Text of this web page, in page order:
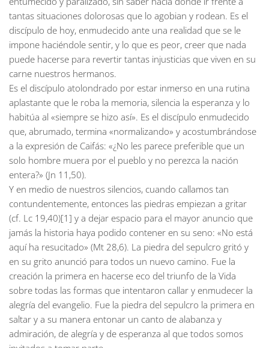
tantas situaciones dolorosas que lo agobian y rodean. Es el
discípulo de hoy, enmudecido ante una realidad que se le
impone haciéndole sentir, y lo que es peor, creer que nada
puede hacerse para revertir tantas injusticias que viven en su
carne nuestros hermanos.
Es el discípulo atolondrado por estar inmerso en una rutina
aplastante que le roba la memoria, silencia la esperanza y lo
habitúa al «siempre se hizo así». Es el discípulo enmudecido
que, abrumado, termina «normalizando» y acostumbrándose
a la expresión de Caifás: «¿No les parece preferible que un
solo hombre muera por el pueblo y no perezca la nación
entera?» (Jn 11,50).
Y en medio de nuestros silencios, cuando callamos tan
contundentemente, entonces las piedras empiezan a gritar
(cf. Lc 19,40)[1] y a dejar espacio para el mayor anuncio que
jamás la historia haya podido contener en su seno: «No está
aquí ha resucitado» (Mt 28,6). La piedra del sepulcro gritó y
en su grito anunció para todos un nuevo camino. Fue la
creación la primera en hacerse eco del triunfo de la Vida
sobre todas las formas que intentaron callar y enmudecer la
alegría del evangelio. Fue la piedra del sepulcro la primera en
saltar y a su manera entonar un canto de alabanza y
admiración, de alegría y de esperanza al que todos somos